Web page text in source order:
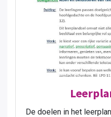
De doelen in het